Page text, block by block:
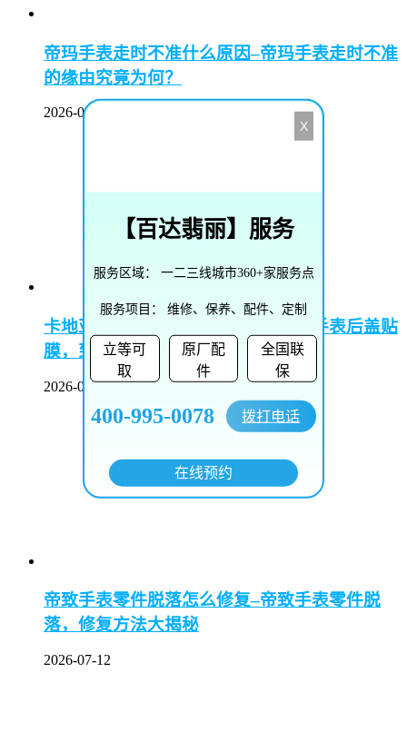
帝玛手表走时不准什么原因–帝玛手表走时不准
的缘由究竟为何？
2026-07-12
卡地亚手表后盖的膜能撕吗–卡地亚手表后盖贴
膜，到底该不该撕掉？
2026-07-12
帝致手表零件脱落怎么修复–帝致手表零件脱
落，修复方法大揭秘
2026-07-12
X
【 百达翡丽】服务
服务区域： 一二三线城市360+家服务点
服务项目： 维修、保养、配件、定制
立等可
取
原厂配
件
全国联
保
400-995-0078 拨打电话
在线预约